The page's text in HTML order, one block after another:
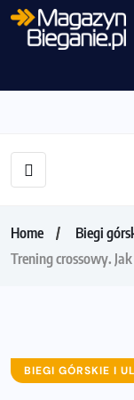
Home
Biegi
Trening crossowy.
BIEGI GÓRSKIE I